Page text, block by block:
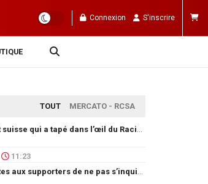
Connexion S'inscrire
TOUT MERCATO - RCSA
11:23